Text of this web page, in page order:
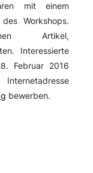
mit einem
Workshops.
Artikel,
Interessierte
Februar 2016
bewerben.